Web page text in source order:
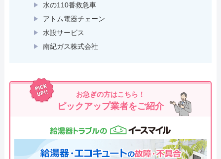
水の110番救急車
アトム電器チェーン
水設サービス
南紀ガス株式会社
お急ぎの方はこちら！
ピックアップ業者をご紹介